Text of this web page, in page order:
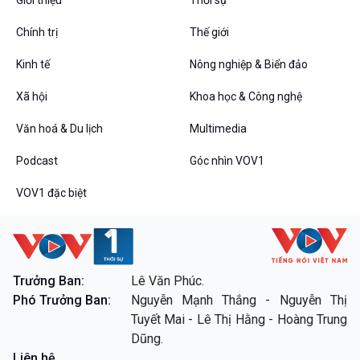
Chân dung cuộc sống
Chính trị Thế giới
Kinh tế Nông nghiệp & Biển đảo
Xã hội Khoa học & Công nghệ
Văn hoá & Du lịch Multimedia
Podcast Góc nhìn VOV1
VOV1 đặc biệt
Trưởng Ban:
Lê Văn Phúc.
Phó Trưởng Ban:
Nguyễn Mạnh Thắng - Nguyễn Thị
Tuyết Mai - Lê Thị Hằng - Hoàng Trung
Dũng.